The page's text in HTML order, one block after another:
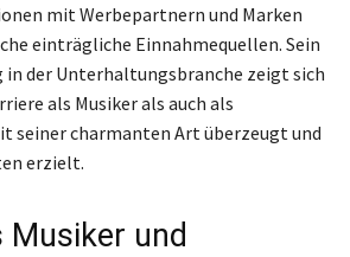
mit Werbepartnern und Marken
einträgliche Einnahmequellen. Sein
der Unterhaltungsbranche zeigt sich
als Musiker als auch als
seiner charmanten Art überzeugt und
erzielt.
Musiker und